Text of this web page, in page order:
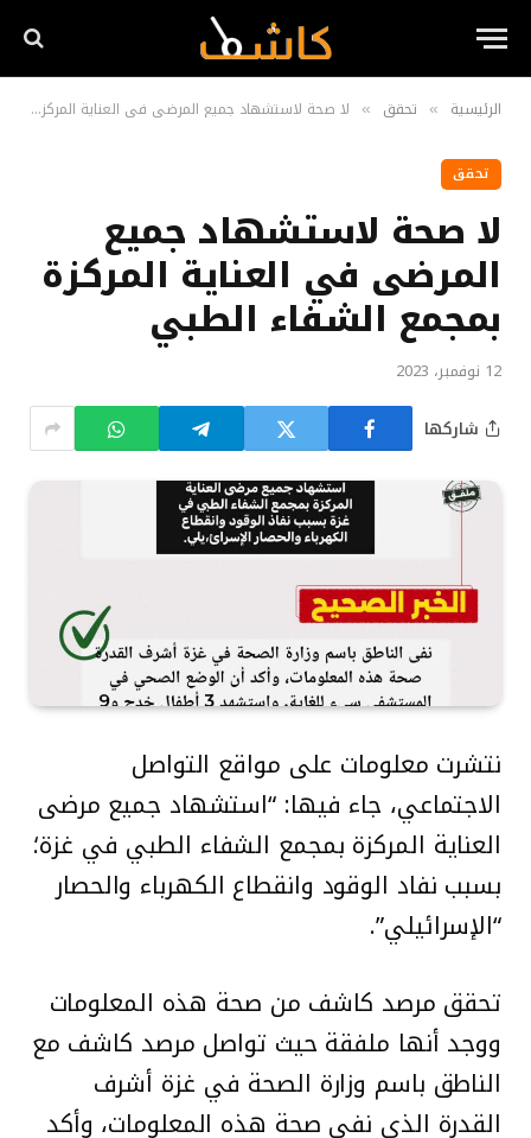
الرئيسية » تحقق » لا صحة لاستشهاد جميع المرضى في العناية المركزة بمجمع الشفاء الطبي
تحقق
لا صحة لاستشهاد جميع
المرضى في العناية المركزة
بمجمع الشفاء الطبي
12 نوفمبر، 2023
شاركها
نتشرت معلومات على مواقع التواصل
الاجتماعي، جاء فيها: “استشهاد جميع مرضى
العناية المركزة بمجمع الشفاء الطبي في غزة؛
بسبب نفاد الوقود وانقطاع الكهرباء والحصار
“الإسرائيلي”.
تحقق مرصد كاشف من صحة هذه المعلومات
ووجد أنها ملفقة حيث تواصل مرصد كاشف مع
الناطق باسم وزارة الصحة في غزة أشرف
القدرة الذي نفى صحة هذه المعلومات، وأكد